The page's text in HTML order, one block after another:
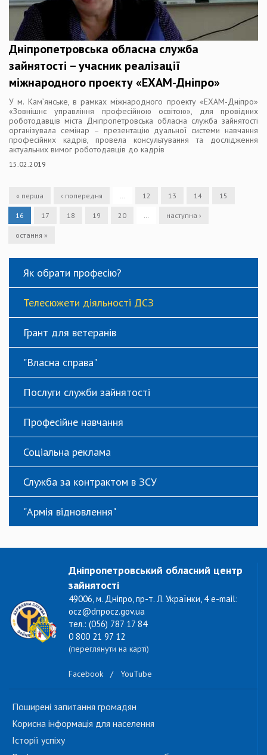
Дніпропетровська обласна служба
зайнятості – учасник реалізації
міжнародного проекту «ЕХАМ-Дніпро»
У м. Кам’янське, в рамках міжнародного проекту «ЕХАМ-Дніпро»
«Зовнішнє управління професійною освітою», для провідних
роботодавців міста Дніпропетровська обласна служба зайнятості
організувала семінар – презентацію дуальної системи навчання
професійних кадрів, провела консультування та дослідження
актуальних вимог роботодавців до кадрів
15.02.2019
« перша ‹ попередня … 12 13 14 15
16 17 18 19 20 … наступна ›
остання »
Як обрати професію?
Телесюжети діяльності ДСЗ
Грант для ветеранів
"Власна справа"
Послуги служби зайнятості
Професійне навчання
Соціальна реклама
Служба за контрактом в ЗСУ
"Армія відновлення"
Дніпропетровський обласний центр
зайнятості
49006, м. Дніпро, пр-т. Л. Українки, 4 e-mail:
ocz@dnpocz.gov.ua
тел.: (056) 787 17 84
0 800 21 97 12
(переглянути на карті)
Facebook / YouTube
Поширені запитання громадян
Корисна інформація для населення
Історії успіху